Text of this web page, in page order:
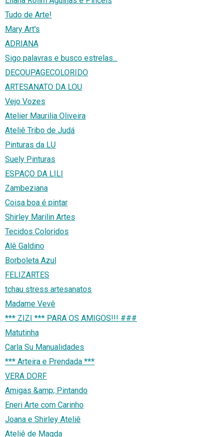
Tudo de Arte!
Mary Art's
ADRIANA
Sigo palavras e busco estrelas...
DECOUPAGECOLORIDO
ARTESANATO DA LOU
Vejo Vozes
Atelier Maurilia Oliveira
Ateliê Tribo de Judá
Pinturas da LU
Suely Pinturas
ESPAÇO DA LILI
Zambeziana
Coisa boa é pintar
Shirley Marilin Artes
Tecidos Coloridos
Alê Galdino
Borboleta Azul
FELIZARTES
tchau stress artesanatos
Madame Vevê
*** ZIZI *** PARA OS AMIGOS!!! ###
Matutinha
Carla Su Manualidades
*** Arteira e Prendada ***
VERA DORF
Amigas &amp; Pintando
Eneri Arte com Carinho
Joana e Shirley Ateliê
Ateliê de Magda